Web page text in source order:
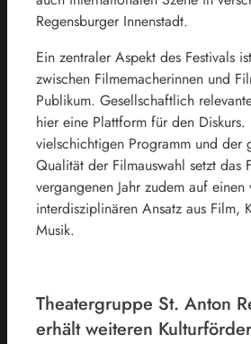
Regensburger Innenstadt.
Ein zentraler Aspekt des Festivals
zwischen Filmemacherinnen und
Publikum. Gesellschaftlich
hier eine Plattform für den
vielschichtigen Programm und der
Qualität der Filmauswahl setzt das
vergangenen Jahr zudem auf einen
interdisziplinären Ansatz aus Film,
Musik.
Theatergruppe St. Anton
erhält weiteren